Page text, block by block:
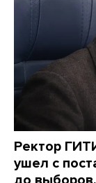
Ректор
ушел с